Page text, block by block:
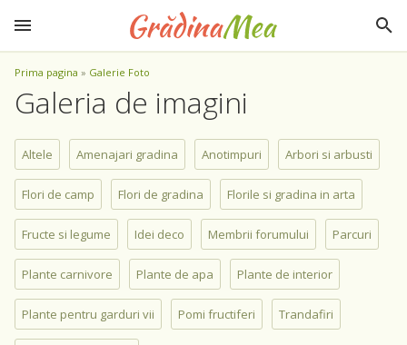
Prima pagina » Galerie Foto
Galeria de imagini
Altele Amenajari gradina Anotimpuri Arbori si arbusti
Flori de camp Flori de gradina Florile si gradina in arta
Fructe si legume Idei deco Membrii forumului Parcuri
Plante carnivore Plante de apa Plante de interior
Plante pentru garduri vii Pomi fructiferi Trandafiri